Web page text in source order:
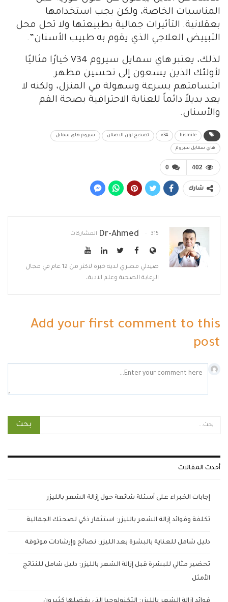
المناسبات الخاصة، ولكن يجب استخدامها
بعقلانية. التأثيرات جمالية بطبيعتها ولا تحل محل
التبييض العلاجي الذي يقوم به طبيب الأسنان”.
لذلك، يعتبر هاي سمايل سيروم V34 خيارًا مثاليًا
لأولئك الذين يسعون إلى تحسين مظهر
ابتسامتهم بسرعة وسهولة في المنزل، ولكنه لا
يعد بديلاً دائماً للعناية الاحترافية بصحة الفم
والأسنان.
hismile
v34 تصحيح لون الاصنان سيروم هاي سمايل
هاي سمايل سيروم
0 402
شارك
Dr-Ahmed 315 المشاركات
صيدلي مصري لديه خبرة لاكثر من 12 عام في مجال
الرعاية الصحية وعلم الادية،
Add your first comment to this
post
أحدث المقالات
إجابات الخبراء على أسئلة شائعة حول إزالة الشعر بالليزر
تكلفة وفوائد إزالة الشعر بالليزر: استثمار ذكي لصحتك الجمالية
دليل شامل للعناية بالبشرة بعد الليزر: نصائح وإرشادات موثوقة
تحضير مثالي للبشرة قبل إزالة الشعر بالليزر: دليل شامل للنتائج
الأمثل